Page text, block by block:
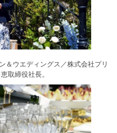
＆ウエディングス／株式会社プリ
取締役社長。